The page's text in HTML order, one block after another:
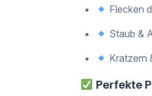
Flecken
Staub &
Kratzern
Perfekte